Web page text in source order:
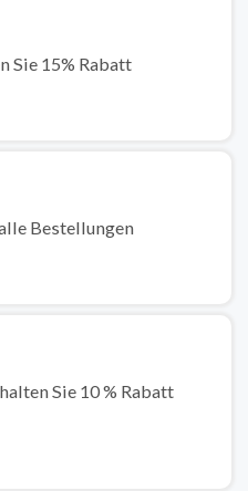
Sie 15% Rabatt
Bestellungen
Sie 10 % Rabatt